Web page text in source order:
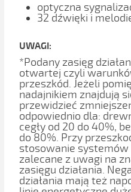
optyczna
32 dźwięki i
UWAGI:
*Podany zasięg
otwartej czyli
przeszkód. Jeżeli
nadajnikiem znajdują
przewidzieć
odpowiednio dla:
cegły od 20 do 40%,
do 80%. Przy
stosowanie
zalecane z uwagi na
zasięgu działania.
działania mają też